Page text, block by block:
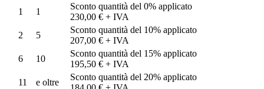
1
1
Sconto quantità del 0% applicato
230,00 € + IVA
2
5
Sconto quantità del 10% applicato
207,00 € + IVA
6
10
Sconto quantità del 15% applicato
195,50 € + IVA
11
e oltre
Sconto quantità del 20% applicato